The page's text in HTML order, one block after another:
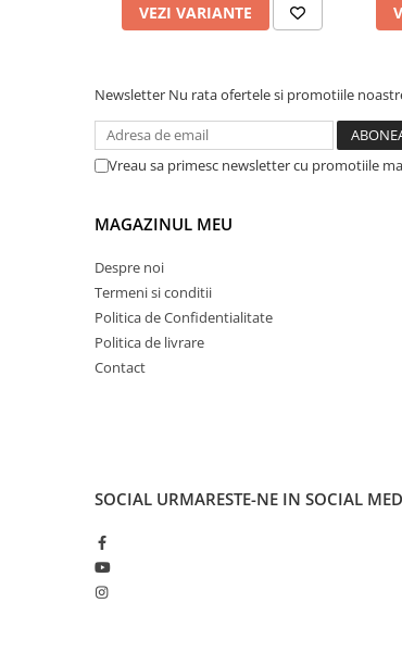
VEZI VARIANTE
Newsletter Nu rata ofertele si promotiile
Vreau sa primesc newsletter cu promotiile
MAGAZINUL MEU
Despre noi
Termeni si conditii
Politica de Confidentialitate
Politica de livrare
Contact
SOCIAL URMARESTE-NE IN SOCIAL